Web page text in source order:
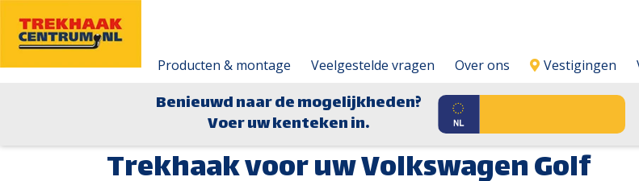
Producten & montage Veelgestelde vragen Over ons Vestigingen
Benieuwd naar de mogelijkheden?
Voer uw kenteken in.
Trekhaak voor uw Volkswagen Golf